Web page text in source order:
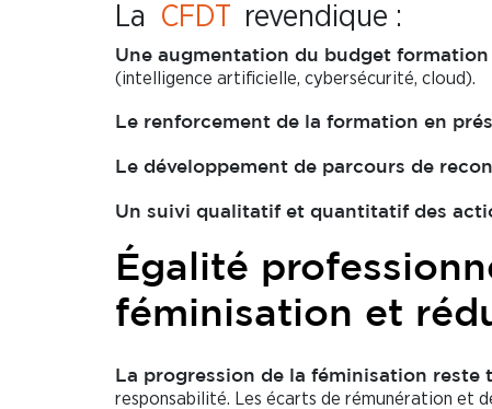
La CFDT revendique :
Une augmentation du budget formation
(intelligence artificielle, cybersécurité, cloud).
Le renforcement de la formation en
Le développement de parcours de
Un suivi qualitatif et quantitatif des
Égalité
féminisation et
La progression de la féminisation reste
responsabilité. Les écarts de rémunération et